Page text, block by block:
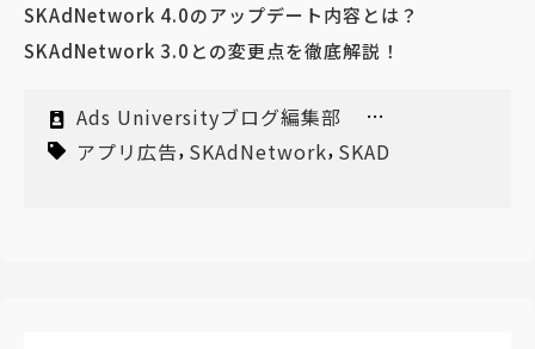
SKAdNetwork 4.0のアップデート内容とは？
SKAdNetwork 3.0との変更点を徹底解説！
Ads Universityブログ編集部
2022/12/23
アプリ広告, SKAdNetwork, SKAD